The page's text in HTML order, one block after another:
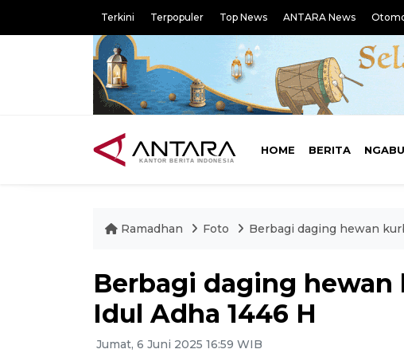
Terkini Terpopuler Top News ANTARA News
HOME BERITA
Ramadhan Foto Berbagi daging hewan
Berbagi daging hewan
Idul Adha 1446 H
Jumat, 6 Juni 2025 16:59 WIB